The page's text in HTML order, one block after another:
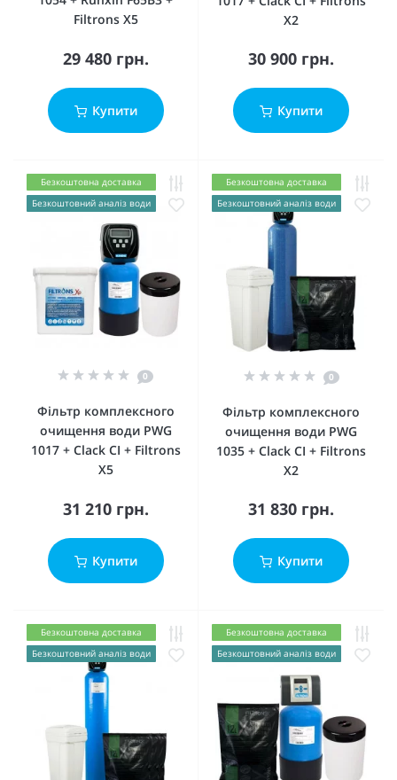
Filtrons X5
29 480 грн.
Купити
X2
30 900 грн.
Купити
Безкоштовна доставка
Безкоштовний аналіз води
0
Фільтр комплексного
очищення води PWG
1017 + Clack CI + Filtrons
X5
31 210 грн.
Купити
Безкоштовна доставка
Безкоштовний аналіз води
0
Фільтр комплексного
очищення води PWG
1035 + Clack CI + Filtrons
X2
31 830 грн.
Купити
Безкоштовна доставка
Безкоштовний аналіз води
Безкоштовна доставка
Безкоштовний аналіз води